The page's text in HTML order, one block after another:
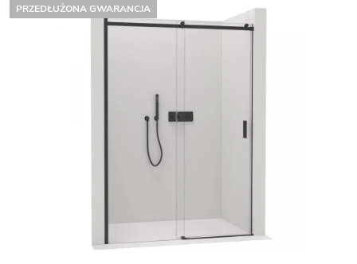
PRZEDŁUŻONA GWARANCJA